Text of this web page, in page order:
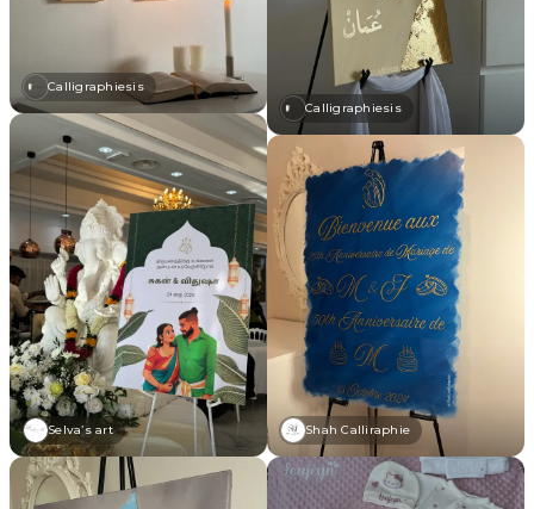
Calligraphiesis
Selva’s art
Calligraphiesis
Shah Calliraphie